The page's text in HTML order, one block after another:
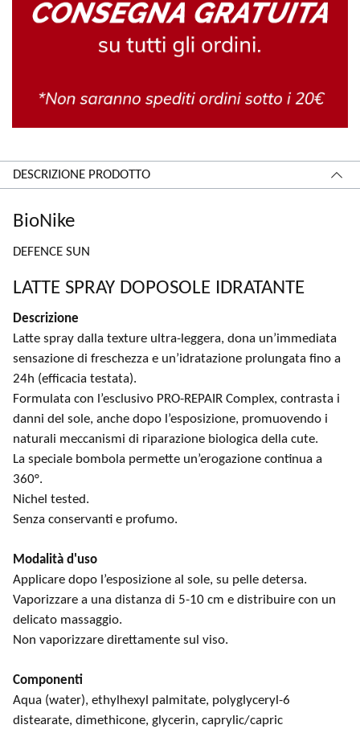
DESCRIZIONE PRODOTTO
BioNike
DEFENCE SUN
LATTE SPRAY DOPOSOLE IDRATANTE
Descrizione
Latte spray dalla texture ultra-leggera, dona un’immediata
sensazione di freschezza e un’idratazione prolungata fino a
24h (efficacia testata).
Formulata con l’esclusivo PRO-REPAIR Complex, contrasta i
danni del sole, anche dopo l’esposizione, promuovendo i
naturali meccanismi di riparazione biologica della cute.
La speciale bombola permette un’erogazione continua a
360°.
Nichel tested.
Senza conservanti e profumo.
Modalità d'uso
Applicare dopo l’esposizione al sole, su pelle detersa.
Vaporizzare a una distanza di 5-10 cm e distribuire con un
delicato massaggio.
Non vaporizzare direttamente sul viso.
Componenti
Aqua (water), ethylhexyl palmitate, polyglyceryl-6
distearate, dimethicone, glycerin, caprylic/capric